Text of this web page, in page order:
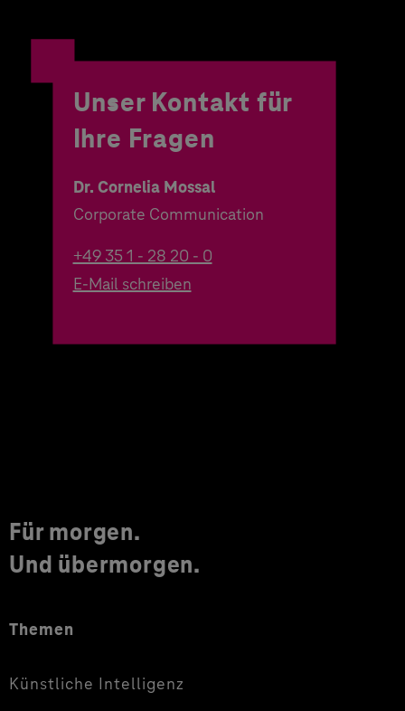
Unser Kontakt für
Ihre Fragen
Dr. Cornelia Mossal
Corporate Communication
+49 35 1 - 28 20 - 0
E-Mail schreiben
Für morgen.
Und übermorgen.
Themen
Künstliche Intelligenz